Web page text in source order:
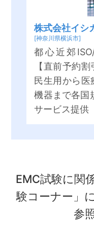
株式会社イシ
[神奈川県横浜市]
都心近郊
【直前予約
民生用から医
機器まで各国
サービス提供
EMC試験に関
験コーナー」
参